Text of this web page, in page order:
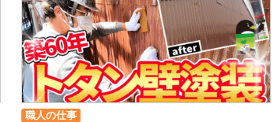
職人の仕事